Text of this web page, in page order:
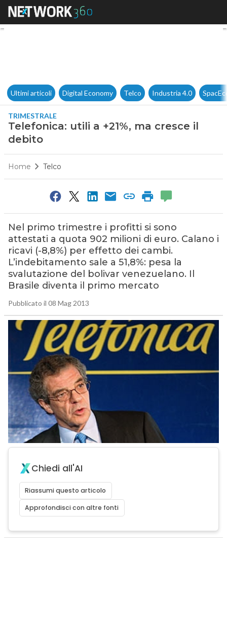
Telefonica: utili a +21%, ma
Ultimi articoli Digital Economy Telco Industria 4.0
TRIMESTRALE
Telefonica: utili a +21%, ma cresce il
debito
Home Telco
Nel primo trimestre i profitti si sono
attestati a quota 902 milioni di euro. Calano i
ricavi (-8,8%) per effetto dei cambi.
L’indebitamento sale a 51,8%: pesa la
svalutazione del bolivar venezuelano. Il
Brasile diventa il primo mercato
Pubblicato il 08 Mag 2013
Chiedi all'AI
Riassumi questo articolo
Approfondisci con altre fonti